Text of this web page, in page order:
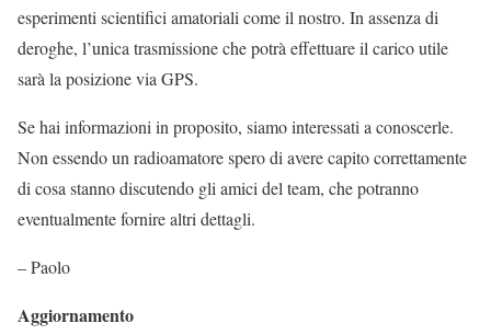
esperimenti scientifici amatoriali come il nostro. In assenza di
deroghe, l’unica trasmissione che potrà effettuare il carico utile
sarà la posizione via GPS.
Se hai informazioni in proposito, siamo interessati a conoscerle.
Non essendo un radioamatore spero di avere capito correttamente
di cosa stanno discutendo gli amici del team, che potranno
eventualmente fornire altri dettagli.
– Paolo
Aggiornamento